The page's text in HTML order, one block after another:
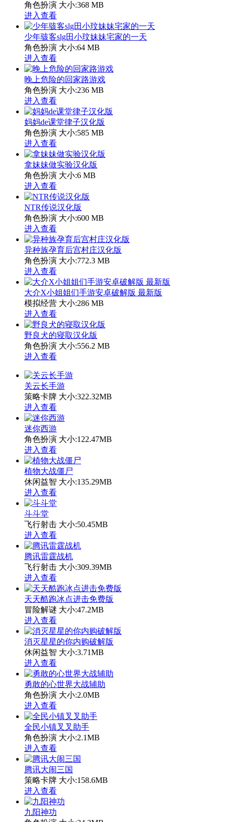
角色扮演 大小:368 MB
进入查看
少年骇客slg田小玟妹妹宅家的一天
角色扮演 大小:64 MB
进入查看
晚上危险的回家路游戏
角色扮演 大小:236 MB
进入查看
妈妈de课堂律子汉化版
角色扮演 大小:585 MB
进入查看
拿妹妹做实验汉化版
角色扮演 大小:6 MB
进入查看
NTR传说汉化版
角色扮演 大小:600 MB
进入查看
异种族孕育后宫村庄汉化版
角色扮演 大小:772.3 MB
进入查看
大介X小姐姐们手游安卓破解版 最新版
模拟经营 大小:286 MB
进入查看
野良犬的寝取汉化版
角色扮演 大小:556.2 MB
进入查看
关云长手游
策略卡牌 大小:322.32MB
进入查看
迷你西游
角色扮演 大小:122.47MB
进入查看
植物大战僵尸
休闲益智 大小:135.29MB
进入查看
斗斗堂
飞行射击 大小:50.45MB
进入查看
腾讯雷霆战机
飞行射击 大小:309.39MB
进入查看
天天酷跑冰点进击免费版
冒险解谜 大小:47.2MB
进入查看
消灭星星的你内购破解版
休闲益智 大小:3.71MB
进入查看
勇敢的心世界大战辅助
角色扮演 大小:2.0MB
进入查看
全民小镇叉叉助手
角色扮演 大小:2.1MB
进入查看
腾讯大闹三国
策略卡牌 大小:158.6MB
进入查看
九阳神功